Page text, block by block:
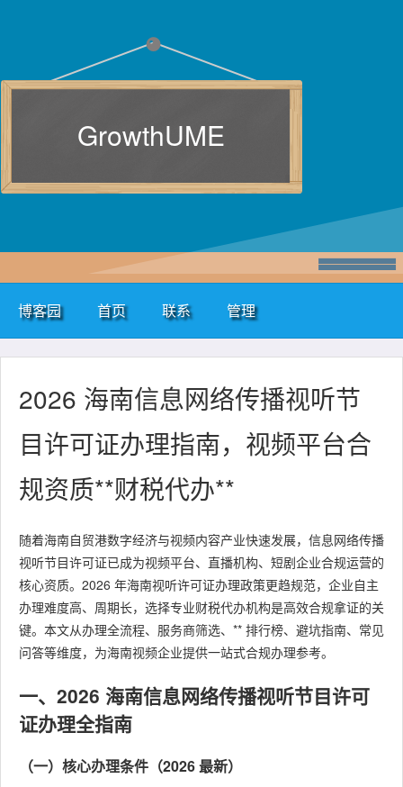
GrowthUME
博客园 首页 联系 管理
2026 海南信息网络传播视听节
目许可证办理指南，视频平台合
规资质**财税代办**
随着海南自贸港数字经济与视频内容产业快速发展，信息网络传播
视听节目许可证已成为视频平台、直播机构、短剧企业合规运营的
核心资质。2026 年海南视听许可证办理政策更趋规范，企业自主
办理难度高、周期长，选择专业财税代办机构是高效合规拿证的关
键。本文从办理全流程、服务商筛选、** 排行榜、避坑指南、常见
问答等维度，为海南视频企业提供一站式合规办理参考。
一、2026 海南信息网络传播视听节目许可
证办理全指南
（一）核心办理条件（2026 最新）